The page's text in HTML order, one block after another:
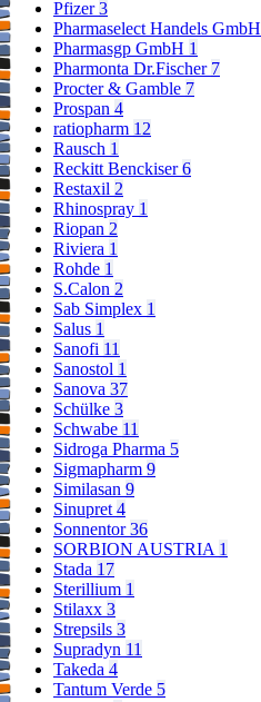
Pfizer3
Pharmaselect Handels GmbH
Pharmasgp GmbH 1
Pharmonta Dr.Fischer 7
Procter & Gamble 7
Prospan 4
ratiopharm 12
Rausch 1
Reckitt Benckiser6
Restaxil 2
Rhinospray 1
Riopan 2
Riviera 1
Rohde 1
S.Calon 2
Sab Simplex 1
Salus 1
Sanofi 11
Sanostol 1
Sanova 37
Schülke 3
Schwabe 11
Sidroga Pharma 5
Sigmapharm 9
Similasan 9
Sinupret4
Sonnentor36
SORBION AUSTRIA 1
Stada 17
Sterillium 1
Stilaxx 3
Strepsils 3
Supradyn 11
Takeda 4
Tantum Verde 5